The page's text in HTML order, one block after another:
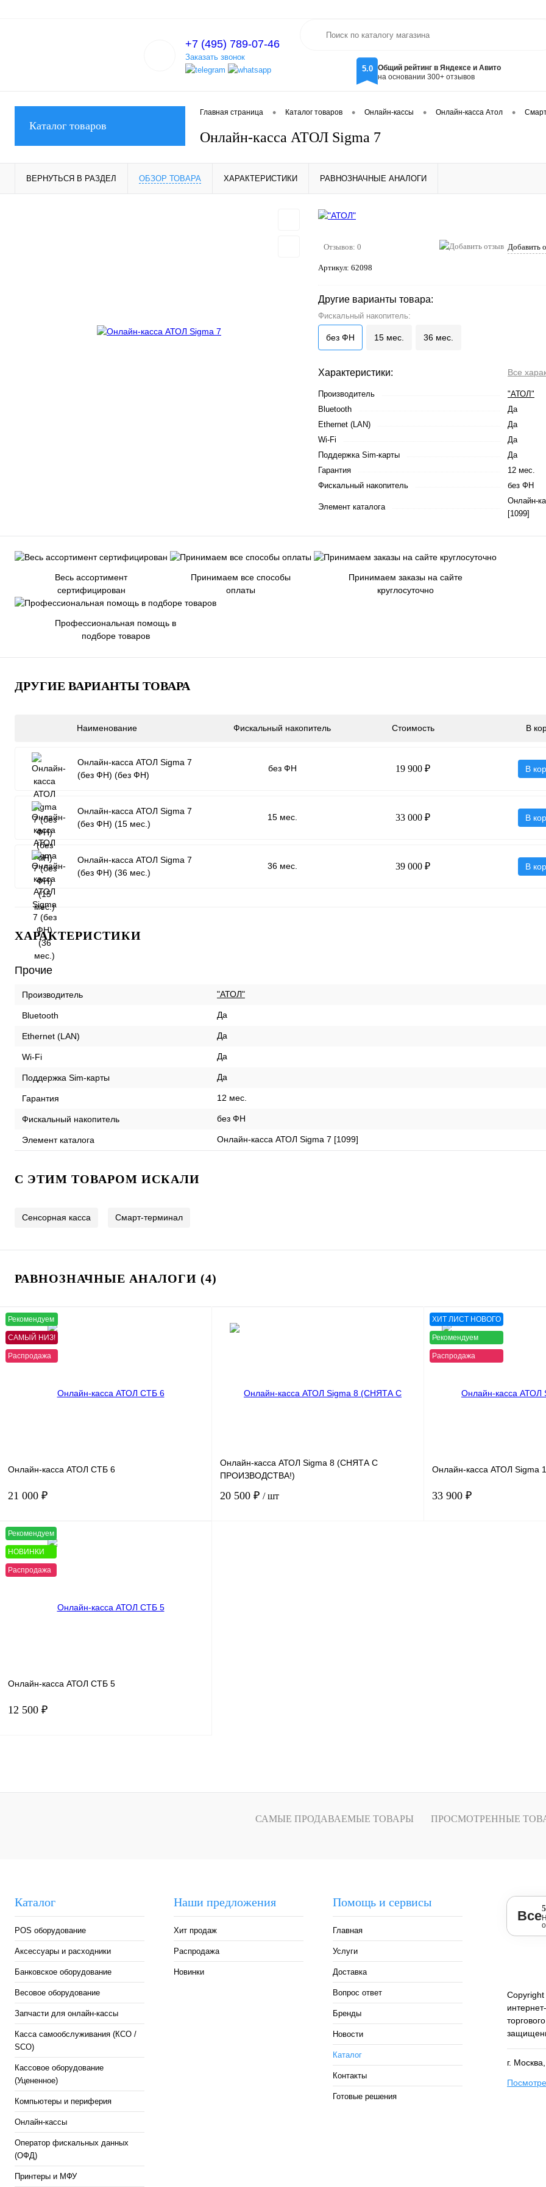
+7 (495) 789-07-46
Заказать звонок
5.0
Общий рейтинг в Яндексе и Авито
на основании 300+ отзывов
Каталог товаров
Главная страница • Каталог товаров • Онлайн-кассы • Онлайн-касса Атол •
Онлайн-касса АТОЛ Sigma 7
ВЕРНУТЬСЯ В РАЗДЕЛ ОБЗОР ТОВАРА ХАРАКТЕРИСТИКИ РАВНОЗНАЧНЫЕ АНАЛОГИ
Отзывов: 0 Добавить
Артикул: 62098
Другие варианты товара:
Фискальный накопитель:
без ФН 15 мес. 36 мес.
Характеристики: Все
Производитель
"АТОЛ"
Bluetooth
Да
Ethernet (LAN)
Да
Wi-Fi
Да
Поддержка Sim-карты
Да
Гарантия
12 мес.
Фискальный накопитель
без ФН
Элемент каталога
Онлайн-
[1099]
Весь ассортимент
сертифицирован
Принимаем все способы
оплаты
Принимаем заказы на сайте
круглосуточно
Профессиональная помощь в
подборе товаров
ДРУГИЕ ВАРИАНТЫ ТОВАРА
Наименование Фискальный накопитель Стоимость В
Онлайн-касса АТОЛ Sigma 7
(без ФН) (без ФН)
без ФН 19 900 ₽ В
Онлайн-касса АТОЛ Sigma 7
(без ФН) (15 мес.)
15 мес. 33 000 ₽ В
Онлайн-касса АТОЛ Sigma 7
(без ФН) (36 мес.)
36 мес. 39 000 ₽ В
ХАРАКТЕРИСТИКИ
Прочие
Производитель "АТОЛ"
Bluetooth Да
Ethernet (LAN) Да
Wi-Fi Да
Поддержка Sim-карты Да
Гарантия 12 мес.
Фискальный накопитель без ФН
Элемент каталога Онлайн-касса АТОЛ Sigma 7 [1099]
C ЭТИМ ТОВАРОМ ИСКАЛИ
Сенсорная касса Смарт-терминал
РАВНОЗНАЧНЫЕ АНАЛОГИ (4)
Рекомендуем
САМЫЙ НИЗ!
Распродажа
Онлайн-касса АТОЛ СТБ 6
21 000 ₽
Купить в 1 клик
Онлайн-касса АТОЛ Sigma 8 (СНЯТА С
ПРОИЗВОДСТВА!)
20 500 ₽ / шт
ХИТ ЛИСТ НОВОГО
Рекомендуем
Распродажа
Онлайн-касса АТОЛ Sigma
33 900 ₽
Рекомендуем
НОВИНКИ
Распродажа
Онлайн-касса АТОЛ СТБ 5
12 500 ₽
Купить в 1 клик К сравнению
САМЫЕ ПРОДАВАЕМЫЕ ТОВАРЫ ПРОСМОТРЕННЫЕ
Каталог
POS оборудование
Аксессуары и расходники
Банковское оборудование
Весовое оборудование
Запчасти для онлайн-кассы
Касса самообслуживания (КСО /
SCO)
Кассовое оборудование
(Уцененное)
Компьютеры и периферия
Онлайн-кассы
Оператор фискальных данных
(ОФД)
Принтеры и МФУ
Наши предложения
Хит продаж
Распродажа
Новинки
Помощь и сервисы
Главная
Услуги
Доставка
Вопрос ответ
Бренды
Новости
Каталог
Контакты
Готовые решения
Все
г.